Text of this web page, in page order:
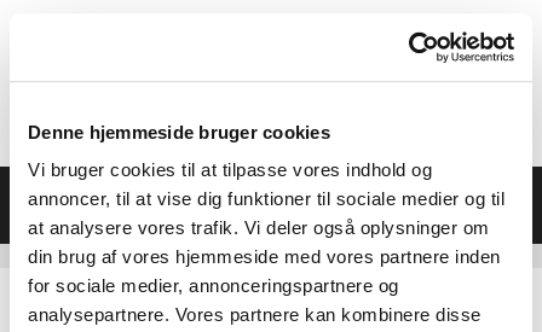
Denne hjemmeside bruger cookies
Vi bruger cookies til at tilpasse vores indhold og
annoncer, til at vise dig funktioner til sociale medier og til
at analysere vores trafik. Vi deler også oplysninger om
din brug af vores hjemmeside med vores partnere inden
for sociale medier, annonceringspartnere og
analysepartnere. Vores partnere kan kombinere disse
indhold
Menu